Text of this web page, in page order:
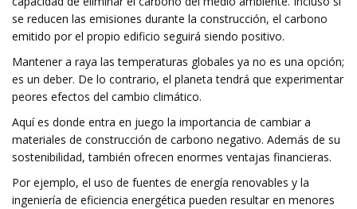
se reducen las emisiones durante la construcción, el carbono
emitido por el propio edificio seguirá siendo positivo.
Mantener a raya las temperaturas globales ya no es una opción;
es un deber. De lo contrario, el planeta tendrá que experimentar
peores efectos del cambio climático.
Aquí es donde entra en juego la importancia de cambiar a
materiales de construcción de carbono negativo. Además de su
sostenibilidad, también ofrecen enormes ventajas financieras.
Por ejemplo, el uso de fuentes de energía renovables y la
ingeniería de eficiencia energética pueden resultar en menores